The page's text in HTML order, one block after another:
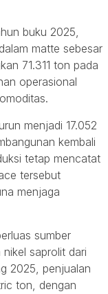
buku 2025,
matte sebesar
71.311 ton pada
operasional
menjadi 17.052
kembali
tetap mencatat
tersebut
menjaga
sumber
saprolit dari
2025, penjualan
ton, dengan